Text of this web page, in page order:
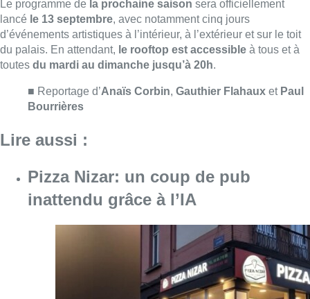
inattendu grâce à l’IA
Consulter l'article "Pizza Nizar: un coup de